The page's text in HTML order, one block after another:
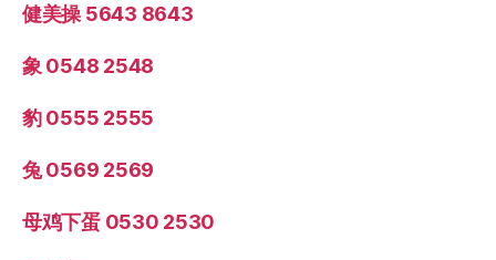
健美操 5643 8643
象 0548 2548
豹 0555 2555
兔 0569 2569
母鸡下蛋 0530 2530